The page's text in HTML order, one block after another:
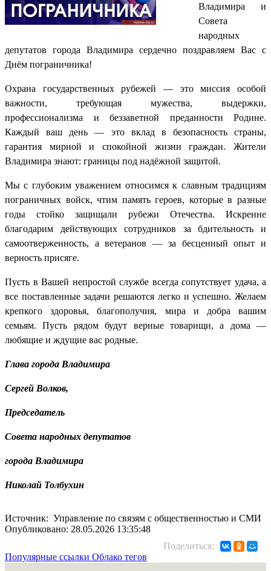
Владимира и
Совета
народных
депутатов города Владимира сердечно поздравляем Вас с
Днём пограничника!
Охрана государственных рубежей — это миссия особой
важности, требующая мужества, выдержки,
профессионализма и беззаветной преданности Родине.
Каждый ваш день — это вклад в безопасность страны,
гарантия мирной и спокойной жизни граждан. Жители
Владимира знают: границы под надёжной защитой.
Мы с глубоким уважением относимся к славным традициям
пограничных войск, чтим память героев, которые в разные
годы стойко защищали рубежи Отечества. Искренне
благодарим действующих сотрудников за бдительность и
самоотверженность, а ветеранов — за бесценный опыт и
верность присяге.
Пусть в Вашей непростой службе всегда сопутствует удача, а
все поставленные задачи решаются легко и успешно. Желаем
крепкого здоровья, благополучия, мира и добра вашим
семьям. Пусть рядом будут верные товарищи, а дома —
любящие и ждущие вас родные.
Глава города Владимира
Сергей Волков,
Председатель
Совета народных депутатов
города Владимира
Николай Толбухин
Источник: Управление по связям с общественностью и СМИ
Опубликовано: 28.05.2026 13:35:48
Поделиться:
Популярные ссылки Облако тегов